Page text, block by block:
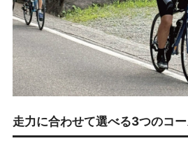
走力に合わせて選べる3つのコ